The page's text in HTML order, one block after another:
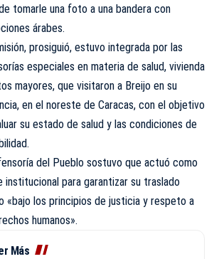
tomarle una foto a una bandera con
árabes.
prosiguió, estuvo integrada por las
especiales en materia de salud, vivienda
mayores, que visitaron a Breijo en su
en el noreste de Caracas, con el objetivo
su estado de salud y las condiciones de
del Pueblo sostuvo que actuó como
institucional para garantizar su traslado
«bajo los principios de justicia y respeto a
humanos».
Más